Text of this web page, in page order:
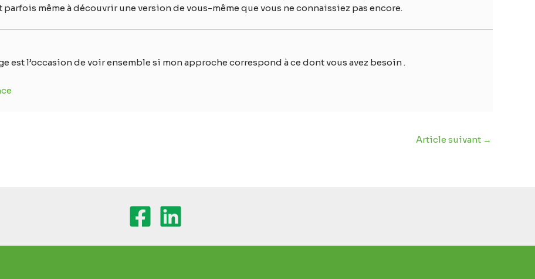
même à découvrir une version de vous-même que vous ne connaissiez pas encore.
est l’occasion de voir ensemble si mon approche correspond à ce dont vous avez besoin .
Article suivant →